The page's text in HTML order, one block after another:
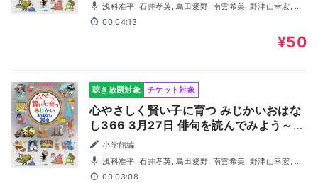
浅科准平, 石井孝英, 島田愛野, 南雲希美, 野津山幸宏, 八
木田幸恵, 山谷祥生, 神森徹也（歌・演奏）
00:04:13
¥50
聴き放題対象 チケット対象
心やさしく賢い子に育つ みじかいおはな
し366 3月27日 俳句を読んでみよう～松
尾芭蕉～
小学館編
浅科准平, 石井孝英, 島田愛野, 南雲希美, 野津山幸宏, 八
木田幸恵, 山谷祥生, 神森徹也（歌・演奏）
00:03:08